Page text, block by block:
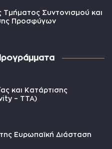
Συντονισμού και
Προσφύγων
και Κατάρτισης
– TTA)
Ευρωπαϊκή Διάσταση